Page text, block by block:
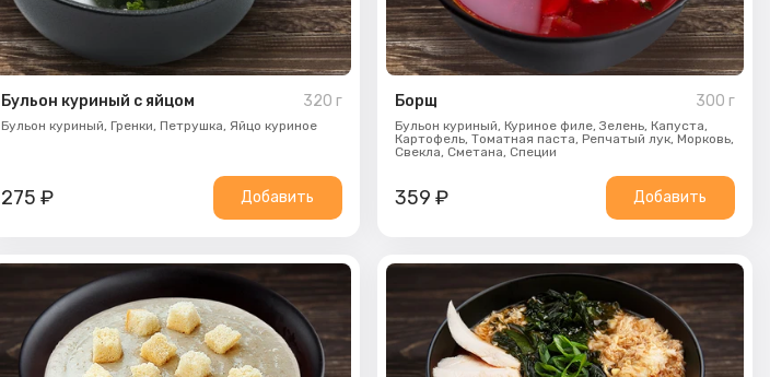
Бульон куриный с яйцом 320 г
Бульон куриный,Гренки,Петрушка, Яйцо куриное
275₽ Добавить
Борщ 300 г
Бульон куриный, Куриное филе, Зелень, Капуста,
Картофель, Томатная паста, Репчатый лук, Морковь,
Свекла, Сметана, Специи
359 ₽ Добавить